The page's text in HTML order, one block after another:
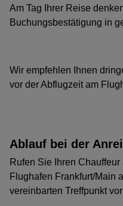
Am Tag Ihrer Reise
Buchungsbestätigung in
Wir empfehlen Ihnen
vor der Abflugzeit am
Ablauf bei der
Rufen Sie Ihren
Flughafen Frankfurt/Main
vereinbarten Treffpunkt